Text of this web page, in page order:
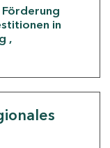
Förderung
in